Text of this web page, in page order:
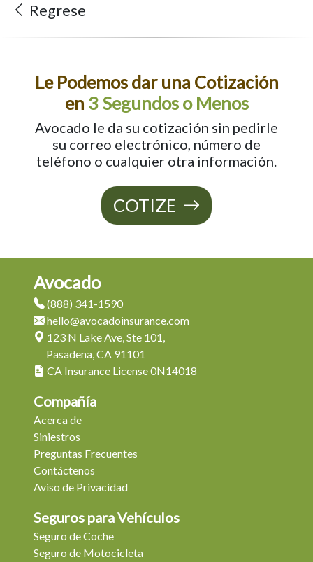
Regrese
Le Podemos dar una Cotización
en 3 Segundos o Menos
Avocado le da su cotización sin pedirle
su correo electrónico, número de
teléfono o cualquier otra información.
COTIZE
Avocado
(888) 341-1590
hello@avocadoinsurance.com
123 N Lake Ave, Ste 101,
Pasadena, CA 91101
CA Insurance License 0N14018
Compañía
Acerca de
Siniestros
Preguntas Frecuentes
Contáctenos
Aviso de Privacidad
Seguros para Vehículos
Seguro de Coche
Seguro de Motocicleta